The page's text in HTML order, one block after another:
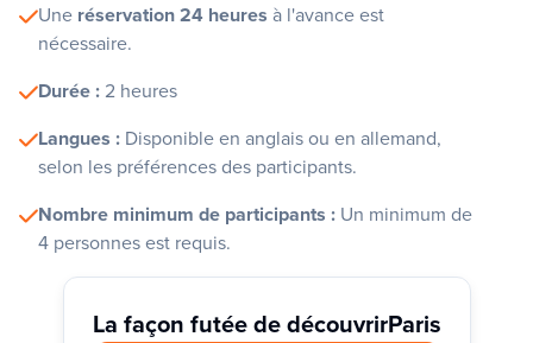
Une réservation 24 heures à l'avance est
nécessaire.
Durée : 2 heures
Langues : Disponible en anglais ou en allemand,
selon les préférences des participants.
Nombre minimum de participants : Un minimum de
4 personnes est requis.
La façon futée de découvrirParis